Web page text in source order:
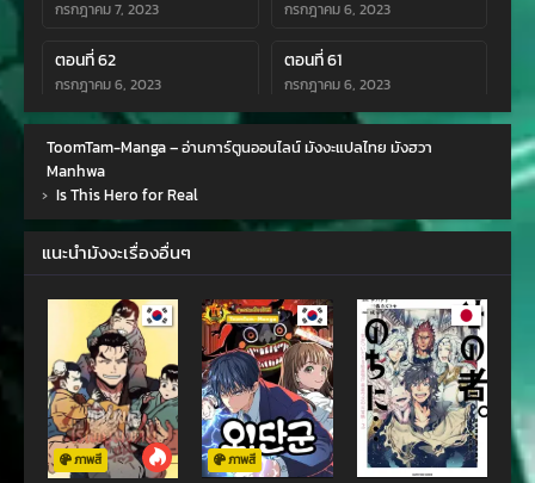
กรกฎาคม 7, 2023 กรกฎาคม 6, 2023
ตอนที่ 62
กรกฎาคม 6, 2023
ตอนที่ 61
กรกฎาคม 6, 2023
กรกฎาคม 6, 2023
ตอนที่ 59
กรกฎาคม 6, 2023
พฤษภาคม 28, 2023 พฤษภาคม 3, 2023
เมษายน 10, 2023 เมษายน 10, 2023
ตอนที่ 53
เมษายน 9, 2023
ตอนที่ 52
กุมภาพันธ์ 8, 2023
ตอนที่ 51
กุมภาพันธ์ 3, 2023
ตอนที่ 50
มกราคม 29, 2023
ToomTam-Manga – อ่านการ์ตูนออนไลน์ มังงะแปลไทย มังฮวา
Manhwa
› Is This Hero for Real
แนะนำมังงะเรื่องอื่นๆ
ภาพสี ภาพสี